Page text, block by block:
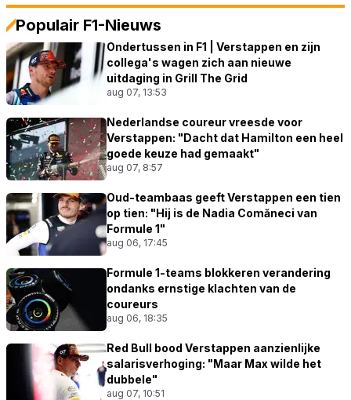
Populair F1-Nieuws
Ondertussen in F1 | Verstappen en zijn
collega's wagen zich aan nieuwe
uitdaging in Grill The Grid
aug 07, 13:53
Nederlandse coureur vreesde voor
Verstappen: "Dacht dat Hamilton een heel
goede keuze had gemaakt"
aug 07, 8:57
Oud-teambaas geeft Verstappen een tien
op tien: "Hij is de Nadia Comăneci van
Formule 1"
aug 06, 17:45
Formule 1-teams blokkeren verandering
ondanks ernstige klachten van de
coureurs
aug 06, 18:35
Red Bull bood Verstappen aanzienlijke
salarisverhoging: "Maar Max wilde het
dubbele"
aug 07, 10:51